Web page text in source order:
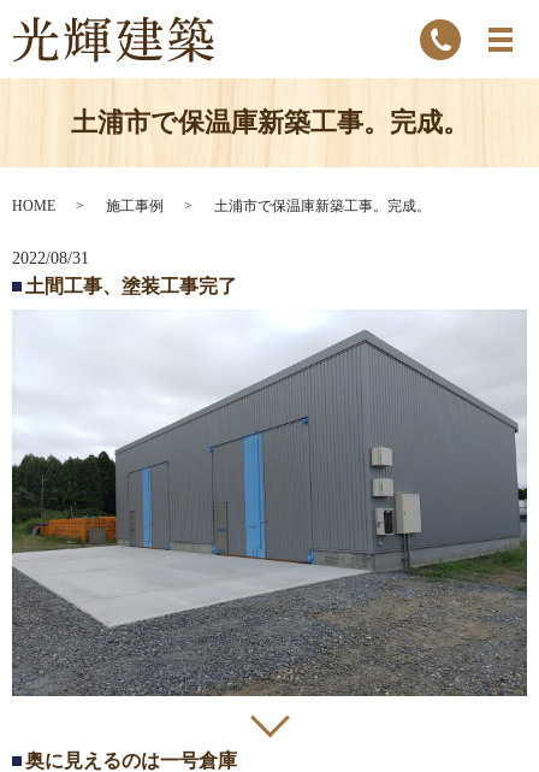
土浦市で保温庫新築工事。完成。
HOME 施工事例 土浦市で保温庫新築工事。完成。
2022/08/31
土間工事、塗装工事完了
奥に見えるのは一号倉庫